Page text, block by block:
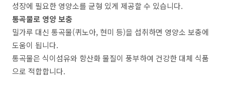
성장에 필요한 영양소를 균형 있게 제공할 수 있습니다.
통곡물로 영양 보충
밀가루 대신 통곡물(퀴노아, 현미 등)을 섭취하면 영양소 보충에
도움이 됩니다.
통곡물은 식이섬유와 항산화 물질이 풍부하여 건강한 대체 식품
으로 적합합니다.